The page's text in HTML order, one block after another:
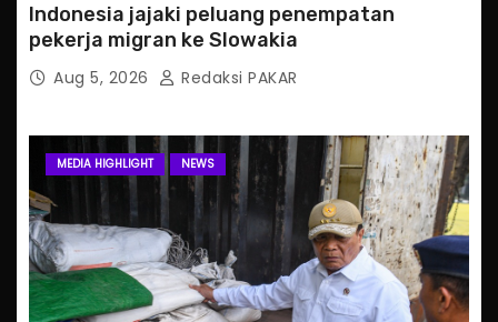
Indonesia jajaki peluang penempatan
pekerja migran ke Slowakia
Aug 5, 2026 Redaksi PAKAR
MEDIA HIGHLIGHT NEWS